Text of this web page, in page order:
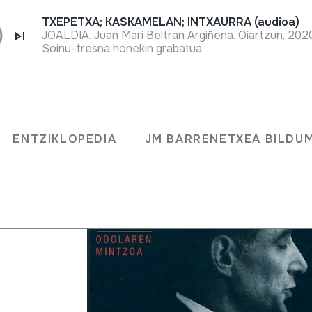
ENTZIKLOPEDIA JM BARRENETXEA
TXEPETXA; KASKAMELAN; INTXAURRA (audioa)
JOALDIA. Juan Mari Beltran Argiñena. Oiartzun,
Soinu-tresna honekin grabatua.